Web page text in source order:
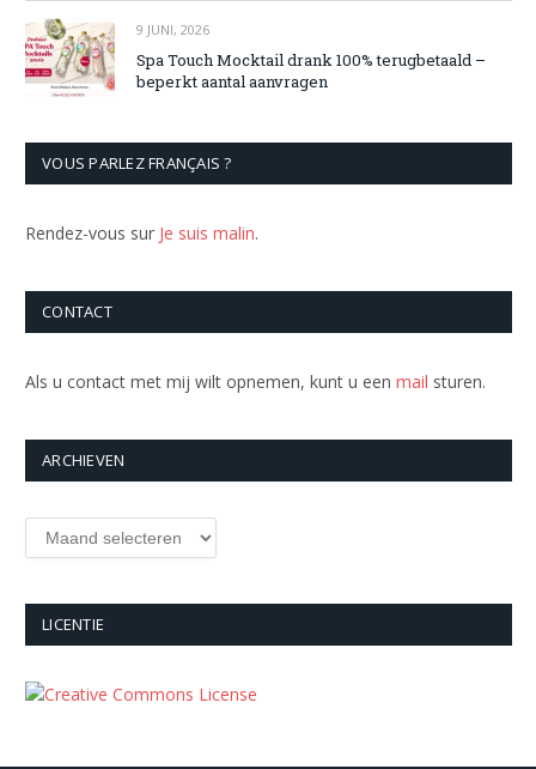
9 JUNI, 2026
Spa Touch Mocktail drank 100% terugbetaald –
beperkt aantal aanvragen
VOUS PARLEZ FRANÇAIS ?
Rendez-vous sur Je suis malin.
CONTACT
Als u contact met mij wilt opnemen, kunt u een mail sturen.
ARCHIEVEN
Archieven
LICENTIE